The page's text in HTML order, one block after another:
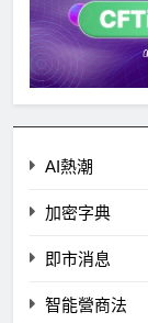
AI熱潮
加密字典
即市消息
智能營商法